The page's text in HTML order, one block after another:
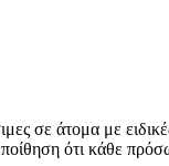
σε άτομα με
ότι κάθε